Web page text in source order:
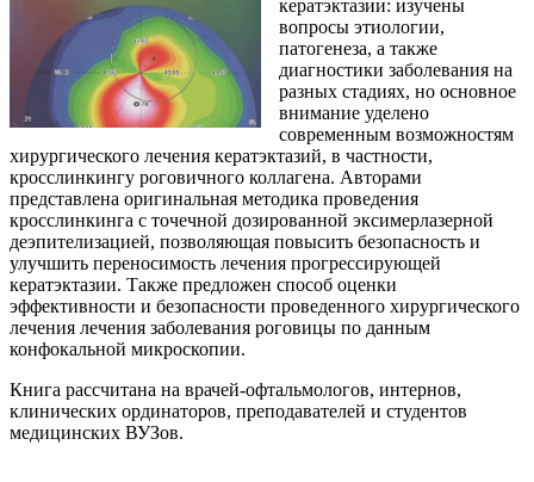
кератэктазии: изучены
вопросы этиологии,
патогенеза, а также
диагностики заболевания на
разных стадиях, но основное
внимание уделено
современным возможностям
хирургического лечения кератэктазий, в частности,
кросслинкингу роговичного коллагена. Авторами
представлена оригинальная методика проведения
кросслинкинга с точечной дозированной эксимерлазерной
деэпителизацией, позволяющая повысить безопасность и
улучшить переносимость лечения прогрессирующей
кератэктазии. Также предложен способ оценки
эффективности и безопасности проведенного хирургического
лечения лечения заболевания роговицы по данным
конфокальной микроскопии.
Книга рассчитана на врачей-офтальмологов, интернов,
клинических ординаторов, преподавателей и студентов
медицинских ВУЗов.